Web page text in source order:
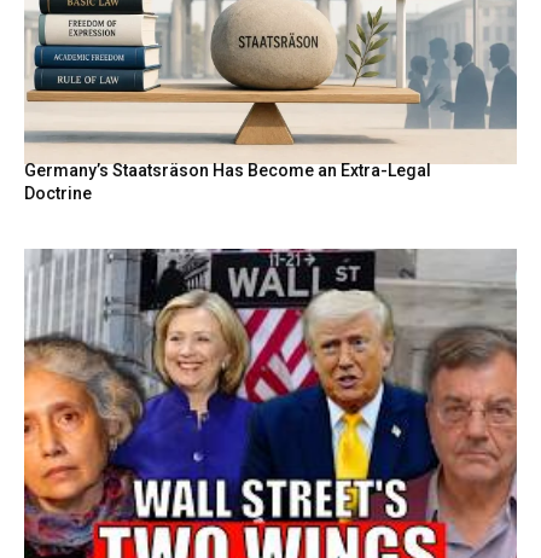
Germany’s Staatsräson Has Become an Extra-Legal
Doctrine